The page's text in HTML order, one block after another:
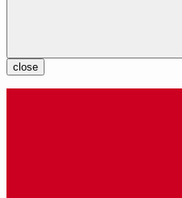
close